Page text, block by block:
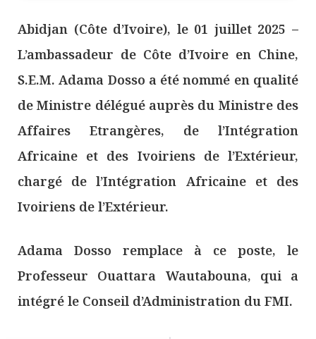
Abidjan (Côte d’Ivoire), le 01 juillet 2025 –
L’ambassadeur de Côte d’Ivoire en Chine,
S.E.M. Adama Dosso a été nommé en qualité
de Ministre délégué auprès du Ministre des
Affaires Etrangères, de l’Intégration
Africaine et des Ivoiriens de l’Extérieur,
chargé de l’Intégration Africaine et des
Ivoiriens de l’Extérieur.
Adama Dosso remplace à ce poste, le
Professeur Ouattara Wautabouna, qui a
intégré le Conseil d’Administration du FMI.